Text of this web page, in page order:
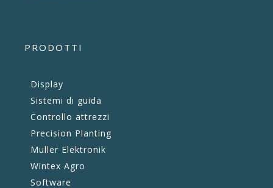
PRODOTTI
Display
Sistemi di guida
Controllo attrezzi
Precision Planting
Muller Elektronik
Wintex Agro
Software